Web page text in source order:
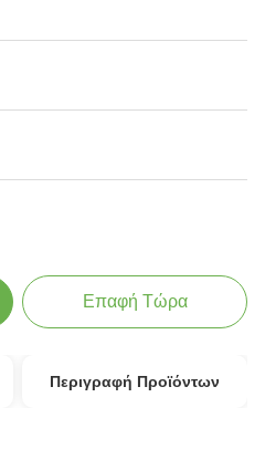
Επαφή Τώρα
Περιγραφή Προϊόντων